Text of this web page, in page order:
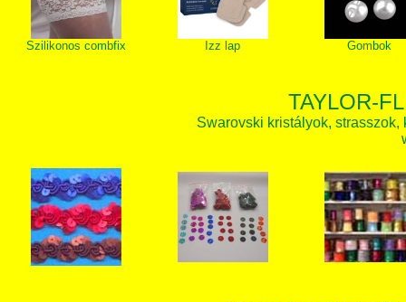
Szilikonos combfix Izz lap Gombok
TAYLOR-
Swarovski kristályok,